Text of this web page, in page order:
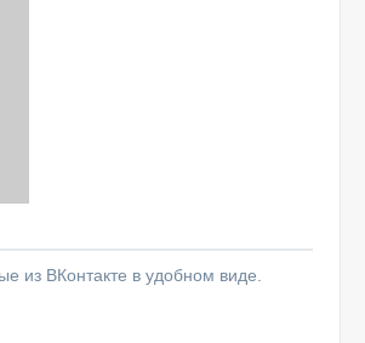
из ВКонтакте в удобном виде.